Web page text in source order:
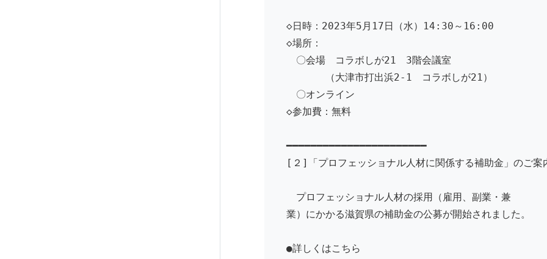
◇日時：2023年5月17日（水）14:30～16:00
◇場所：
〇会場 コラボしが21 3階会議室
（大津市打出浜2-1 コラボしが21）
〇オンライン
◇参加費：無料
━━━━━━━━━━━━━━━━━━━━━━━
[２]「プロフェッショナル人材に関係する補助金」のご案
プロフェッショナル人材の採用（雇用、副業・兼
業）にかかる滋賀県の補助金の公募が開始されました。
●詳しくはこちら